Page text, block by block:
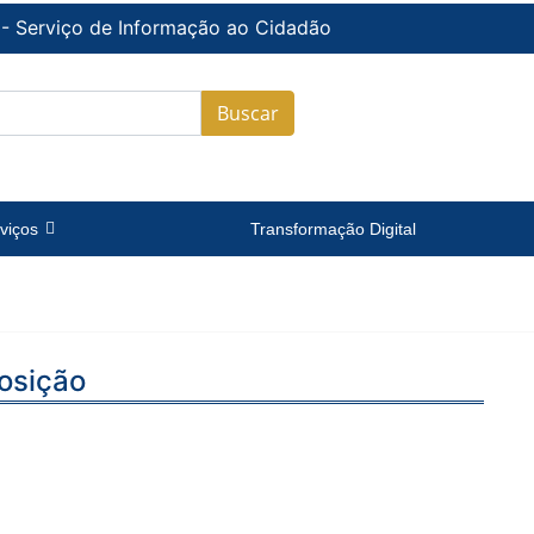
Serviço de Informação ao Cidadão
Buscar
Transformação Digital